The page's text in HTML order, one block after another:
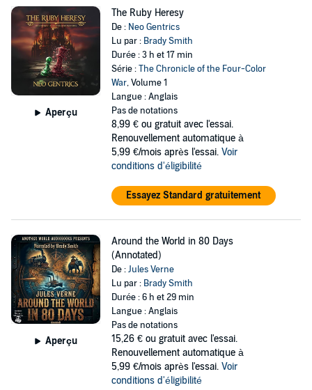
Aperçu
The Ruby Heresy
De : Neo Gentrics
Lu par : Brady Smith
Durée : 3 h et 17 min
Série :The Chronicle of the Four-Color
War, Volume 1
Langue : Anglais
Pas de notations
8,99 € ou gratuit avec l'essai.
Renouvellement automatique à
5,99 €/mois après l'essai. Voir
conditions d'éligibilité
Essayez Standard gratuitement
Aperçu
Around the World in 80 Days
(Annotated)
De :Jules Verne
Lu par : Brady Smith
Durée : 6 h et 29 min
Langue : Anglais
Pas de notations
15,26 € ou gratuit avec l'essai.
Renouvellement automatique à
5,99 €/mois après l'essai. Voir
conditions d'éligibilité